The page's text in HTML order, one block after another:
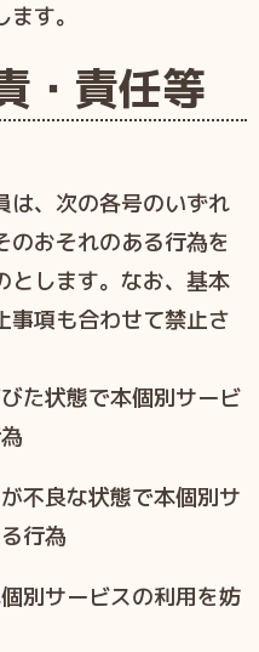
す。
・責任等
は、次の各号のいずれ
のおそれのある行為を
とします。なお、基本
事項も合わせて禁止さ
びた状態で本個別サービ
不良な状態で本個別サ
行為
個別サービスの利用を妨